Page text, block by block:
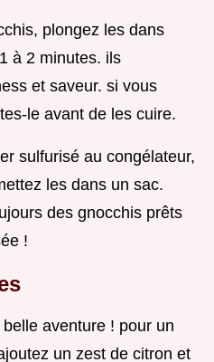
plongez les dans
à 2 minutes. ils
et saveur. si vous
le avant de les cuire.
sulfurisé au congélateur,
les dans un sac.
des gnocchis prêts
!
aventure ! pour un
un zest de citron et